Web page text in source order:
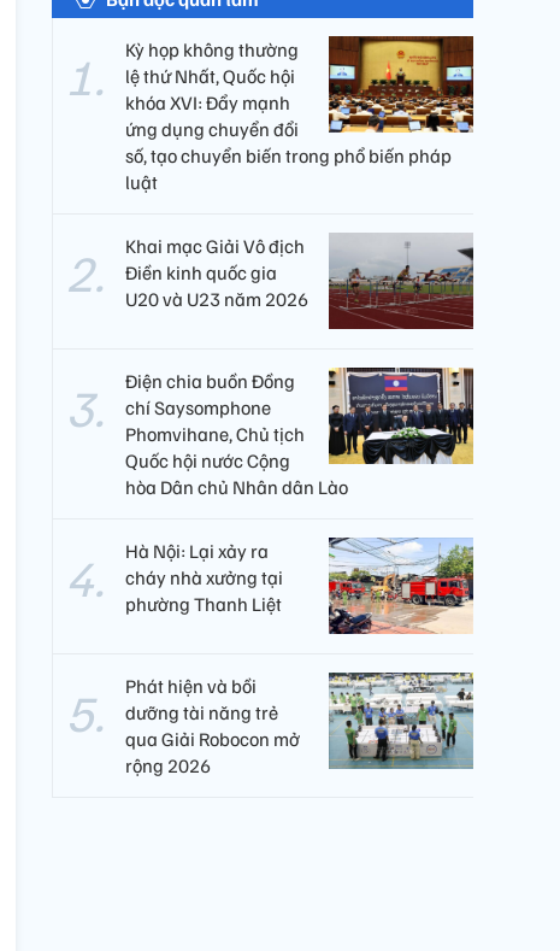
Kỳ họp không thường
lệ thứ Nhất, Quốc hội
khóa XVI: Đẩy mạnh
ứng dụng chuyển đổi
số, tạo chuyển biến trong phổ biến pháp
luật
Khai mạc Giải Vô địch
Điền kinh quốc gia
U20 và U23 năm 2026
Điện chia buồn Đồng
chí Saysomphone
Phomvihane, Chủ tịch
Quốc hội nước Cộng
hòa Dân chủ Nhân dân Lào
Hà Nội: Lại xảy ra
cháy nhà xưởng tại
phường Thanh Liệt
Phát hiện và bồi
dưỡng tài năng trẻ
qua Giải Robocon mở
rộng 2026